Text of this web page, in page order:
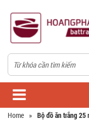
Home » Bộ đồ ăn trắng 25